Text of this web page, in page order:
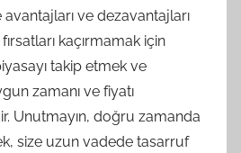
ve dezavantajları
kaçırmamak için
takip etmek ve
zamanı ve fiyatı
Unutmayın, doğru zamanda
size uzun vadede tasarruf